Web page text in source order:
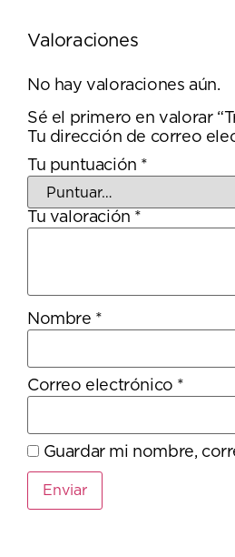
Valoraciones
No hay valoraciones aún.
Sé el primero en valorar
Tu dirección de correo
Tu puntuación *
Tu valoración *
Nombre *
Correo electrónico *
Guardar mi nombre,